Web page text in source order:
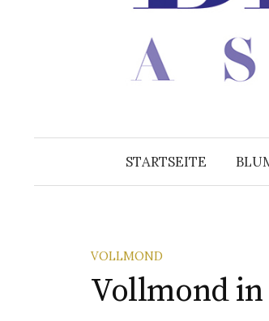
STARTSEITE
VOLLMOND
Vollmond in